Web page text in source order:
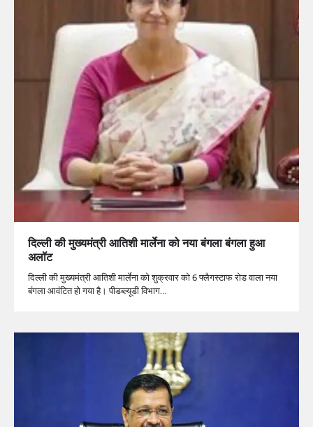
दिल्ली की मुख्यमंत्री आतिशी मार्लेना को नया बंगला बंगला हुआ
अलॉट
दिल्ली की मुख्यमंत्री आतिशी मार्लेना को शुक्रवार को 6 फ्लैगस्टाफ रोड वाला नया
बंगला आवंटित हो गया है। पीडब्ल्यूडी विभाग…